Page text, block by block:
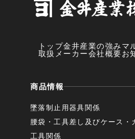
トップ金井産業の強み マ
取扱メーカー会社概要お
商品情報
墜落制止用器具関係
腰袋・工具差し及びケース・
工具関係